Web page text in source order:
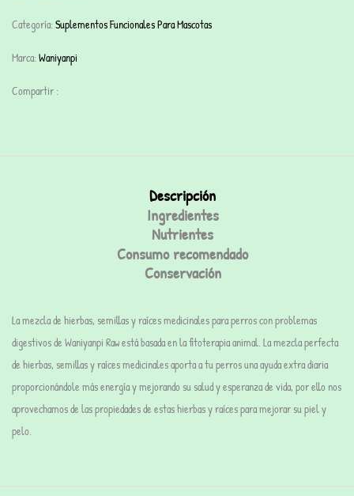
Categoría: Suplementos Funcionales Para Mascotas
Marca: Waniyanpi
Compartir :
Descripción
Ingredientes
Nutrientes
Consumo recomendado
Conservación
La mezcla de hierbas, semillas y raíces medicinales para perros con problemas
digestivos de Waniyanpi Raw está basada en la fitoterapia animal. La mezcla perfecta
de hierbas, semillas y raíces medicinales aporta a tu perros una ayuda extra diaria
proporcionándole más energía y mejorando su salud y esperanza de vida, por ello nos
aprovechamos de las propiedades de estas hierbas y raíces para mejorar su piel y
pelo.